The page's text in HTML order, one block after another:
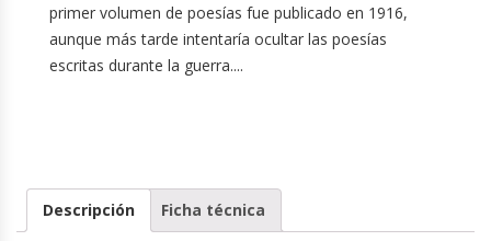
primer volumen de poesías fue publicado en 1916,
aunque más tarde intentaría ocultar las poesías
escritas durante la guerra....
Descripción Ficha técnica